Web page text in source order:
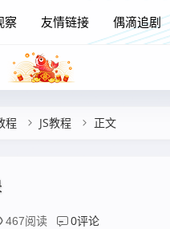
察 友情链接 偶滴追剧
程 JS教程 正文
467阅读 0评论